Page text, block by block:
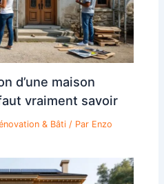
d’une maison
vraiment savoir
& Bâti / Par Enzo